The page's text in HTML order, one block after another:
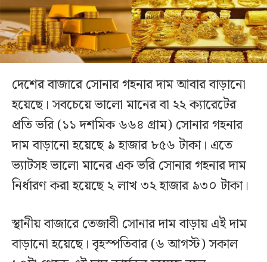
দেশের বাজারে সোনার গহনার দাম আবার বাড়ানো
হয়েছে। সবচেয়ে ভালো মানের বা ২২ ক্যারেটের
প্রতি ভরি (১১ দশমিক ৬৬৪ গ্রাম) সোনার গহনার
দাম বাড়ানো হয়েছে ৯ হাজার ৮৫৬ টাকা। এতে
ভ্যাটসহ ভালো মানের এক ভরি সোনার গহনার দাম
নির্ধারণ করা হয়েছে ২ লাখ ৩২ হাজার ৯৩০ টাকা।
স্থানীয় বাজারে তেজাবী সোনার দাম বাড়ায় এই দাম
বাড়ানো হয়েছে। বৃহস্পতিবার (৬ আগস্ট) সকাল